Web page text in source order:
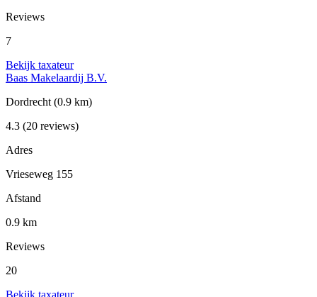
Reviews
7
Bekijk taxateur
Baas Makelaardij B.V.
Dordrecht (0.9 km)
4.3 (20 reviews)
Adres
Vrieseweg 155
Afstand
0.9 km
Reviews
20